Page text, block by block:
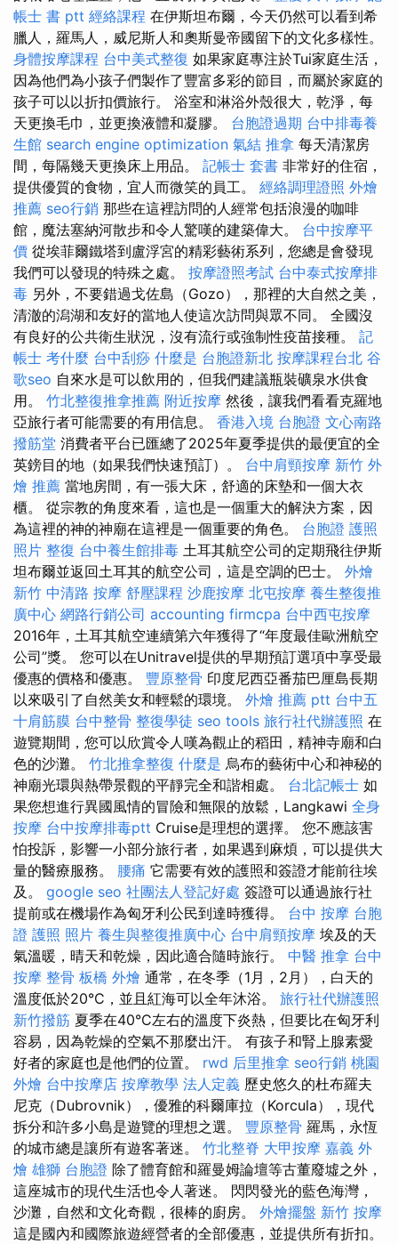
帳士 書 ptt 經絡課程 在伊斯坦布爾，今天仍然可以看到希
臘人，羅馬人，威尼斯人和奧斯曼帝國留下的文化多樣性。
身體按摩課程 台中美式整復 如果家庭專注於Tui家庭生活，
因為他們為小孩子們製作了豐富多彩的節目，而屬於家庭的
孩子可以以折扣價旅行。 浴室和淋浴外殼很大，乾淨，每
天更換毛巾，並更換液體和凝膠。 台胞證過期 台中排毒養
生館 search engine optimization 氣結 推拿 每天清潔房
間，每隔幾天更換床上用品。 記帳士 套書 非常好的住宿，
提供優質的食物，宜人而微笑的員工。 經絡調理證照 外燴
推薦 seo行銷 那些在這裡訪問的人經常包括浪漫的咖啡
館，魔法塞納河散步和令人驚嘆的建築偉大。 台中按摩平
價 從埃菲爾鐵塔到盧浮宮的精彩藝術系列，您總是會發現
我們可以發現的特殊之處。 按摩證照考試 台中泰式按摩排
毒 另外，不要錯過戈佐島（Gozo），那裡的大自然之美，
清澈的潟湖和友好的當地人使這次訪問與眾不同。 全國沒
有良好的公共衛生狀況，沒有流行或強制性疫苗接種。 記
帳士 考什麼 台中刮痧 什麼是 台胞證新北 按摩課程台北 谷
歌seo 自來水是可以飲用的，但我們建議瓶裝礦泉水供食
用。 竹北整復推拿推薦 附近按摩 然後，讓我們看看克羅地
亞旅行者可能需要的有用信息。 香港入境 台胞證 文心南路
撥筋堂 消費者平台已匯總了2025年夏季提供的最便宜的全
英鎊目的地（如果我們快速預訂）。 台中肩頸按摩 新竹 外
燴 推薦 當地房間，有一張大床，舒適的床墊和一個大衣
櫃。 從宗教的角度來看，這也是一個重大的解決方案，因
為這裡的神的神廟在這裡是一個重要的角色。 台胞證 護照
照片 整復 台中養生館排毒 土耳其航空公司的定期飛往伊斯
坦布爾並返回土耳其的航空公司，這是空調的巴士。 外燴
新竹 中清路 按摩 舒壓課程 沙鹿按摩 北屯按摩 養生整復推
廣中心 網路行銷公司 accounting firmcpa 台中西屯按摩
2016年，土耳其航空連續第六年獲得了“年度最佳歐洲航空
公司”獎。 您可以在Unitravel提供的早期預訂選項中享受最
優惠的價格和優惠。 豐原整骨 印度尼西亞番茄巴厘島長期
以來吸引了自然美女和輕鬆的環境。 外燴 推薦 ptt 台中五
十肩筋膜 台中整骨 整復學徒 seo tools 旅行社代辦護照 在
遊覽期間，您可以欣賞令人嘆為觀止的稻田，精神寺廟和白
色的沙灘。 竹北推拿整復 什麼是 烏布的藝術中心和神秘的
神廟光環與熱帶景觀的平靜完全和諧相處。 台北記帳士 如
果您想進行異國風情的冒險和無限的放鬆，Langkawi 全身
按摩 台中按摩排毒ptt Cruise是理想的選擇。 您不應該害
怕投訴，影響一小部分旅行者，如果遇到麻煩，可以提供大
量的醫療服務。 腰痛 它需要有效的護照和簽證才能前往埃
及。 google seo 社團法人登記好處 簽證可以通過旅行社
提前或在機場作為匈牙利公民到達時獲得。 台中 按摩 台胞
證 護照 照片 養生與整復推廣中心 台中肩頸按摩 埃及的天
氣溫暖，晴天和乾燥，因此適合隨時旅行。 中醫 推拿 台中
按摩 整骨 板橋 外燴 通常，在冬季（1月，2月），白天的
溫度低於20°C，並且紅海可以全年沐浴。 旅行社代辦護照
新竹撥筋 夏季在40°C左右的溫度下炎熱，但要比在匈牙利
容易，因為乾燥的空氣不那麼出汗。 有孩子和腎上腺素愛
好者的家庭也是他們的位置。 rwd 后里推拿 seo行銷 桃園
外燴 台中按摩店 按摩教學 法人定義 歷史悠久的杜布羅夫
尼克（Dubrovnik），優雅的科爾庫拉（Korcula），現代
拆分和許多小島是遊覽的理想之選。 豐原整骨 羅馬，永恆
的城市總是讓所有遊客著迷。 竹北整脊 大甲按摩 嘉義 外
燴 雄獅 台胞證 除了體育館和羅曼姆論壇等古董廢墟之外，
這座城市的現代生活也令人著迷。 閃閃發光的藍色海灣，
沙灘，自然和文化奇觀，很棒的廚房。 外燴擺盤 新竹 按摩
這是國內和國際旅遊經營者的全部優惠，並提供所有折扣。